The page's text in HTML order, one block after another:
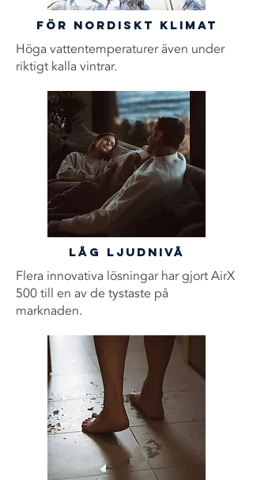
För nordiskt klimat
Höga vattentemperaturer även under
riktigt kalla vintrar.
Låg ljudnivå
Flera innovativa lösningar har gjort AirX
500 till en av de tystaste på
marknaden.